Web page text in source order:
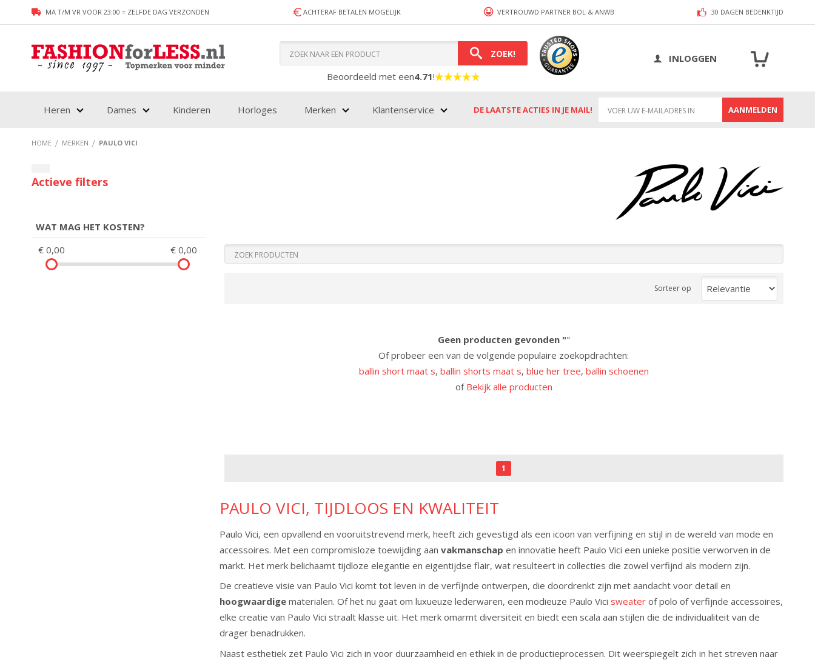
MA T/M VR VOOR 23:00 = ZELFDE DAG VERZONDEN ACHTERAF BETALEN MOGELIJK VERTROUWD PARTNER BOL & ANWB 30 DAGEN BEDENKTIJD
Beoordeeld met een4.71!
ZOEK! INLOGGEN
Heren Dames Kinderen Horloges Merken Klantenservice DE LAATSTE ACTIES IN JE MAIL! AANMELDEN
HOME MERKEN PAULO VICI
WAT MAG HET KOSTEN?
€ 0,00
€ 0,00
Sorteer op
Geen producten gevonden ""
Of probeer een van de volgende populaire zoekopdrachten:
ballin short maat s, ballin shorts maat s, blue her tree, ballin schoenen
of Bekijk alle producten
1
PAULO VICI, TIJDLOOS EN KWALITEIT
Paulo Vici, een opvallend en vooruitstrevend merk, heeft zich gevestigd als een icoon van verfijning en stijl in de wereld van mode en
accessoires. Met een compromisloze toewijding aan vakmanschap en innovatie heeft Paulo Vici een unieke positie verworven in de
markt. Het merk belichaamt tijdloze elegantie en eigentijdse flair, wat resulteert in collecties die zowel verfijnd als modern zijn.
De creatieve visie van Paulo Vici komt tot leven in de verfijnde ontwerpen, die doordrenkt zijn met aandacht voor detail en
hoogwaardige materialen. Of het nu gaat om luxueuze lederwaren, een modieuze Paulo Vici sweater of polo of verfijnde accessoires,
elke creatie van Paulo Vici straalt klasse uit. Het merk omarmt diversiteit en biedt een scala aan stijlen die de individualiteit van de
drager benadrukken.
Naast esthetiek zet Paulo Vici zich in voor duurzaamheid en ethiek in de productieprocessen. Dit weerspiegelt zich in het streven naar